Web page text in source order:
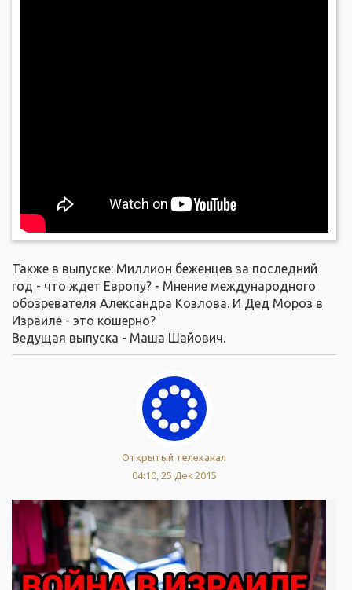
Также в выпуске: Миллион беженцев за последний
год - что ждет Европу? - Мнение международного
обозревателя Александра Козлова. И Дед Мороз в
Израиле - это кошерно?
Ведущая выпуска - Маша Шайович.
Открытый телеканал
04:10, 25 Дек 2015